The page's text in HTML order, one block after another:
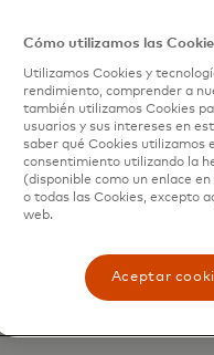
Cómo utilizamos las
Utilizamos Cookies y
rendimiento, comprender a
también utilizamos Cookies
usuarios y sus intereses en
saber qué Cookies utilizamos
consentimiento utilizando la
(disponible como un enlace
o todas las Cookies, excepto
web.
Aceptar